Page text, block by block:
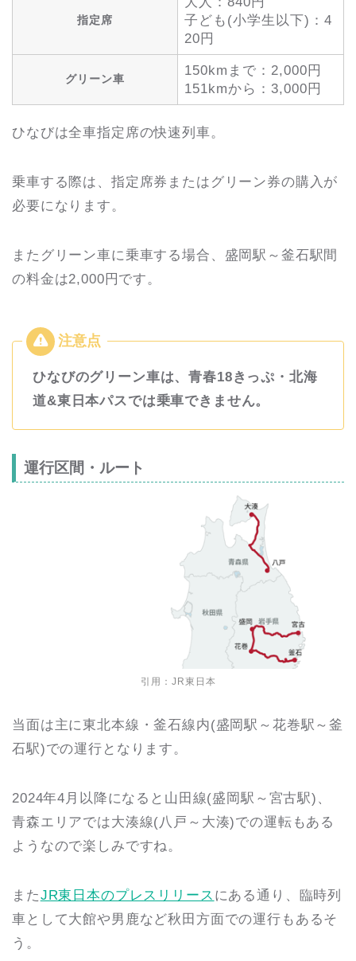
指定席
子ども(小学生以下)：4
20円
グリーン車
150kmまで：2,000円
151kmから：3,000円
ひなびは全車指定席の快速列車。
乗車する際は、指定席券またはグリーン券の購入が
必要になります。
またグリーン車に乗車する場合、盛岡駅～釜石駅間
の料金は2,000円です。
ひなびのグリーン車は、青春18きっぷ・北海
道&東日本パスでは乗車できません。
運行区間・ルート
引用： JR東日本
当面は主に東北本線・釜石線内(盛岡駅～花巻駅～釜
石駅)での運行となります。
2024年4月以降になると山田線(盛岡駅～宮古駅)、
青森エリアでは大湊線(八戸～大湊)での運転もある
ようなので楽しみですね。
またJR東日本のプレスリリース にある通り、臨時列
車として大館や男鹿など秋田方面での運行もあるそ
う。